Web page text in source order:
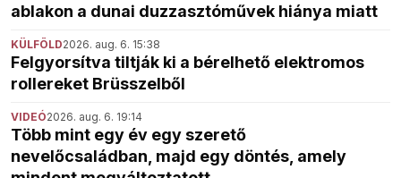
ablakon a dunai duzzasztóművek hiánya miatt
KÜLFÖLD2026. aug. 6. 15:38
Felgyorsítva tiltják ki a bérelhető elektromos
rollereket Brüsszelből
VIDEÓ2026. aug. 6. 19:14
Több mint egy év egy szerető
nevelőcsaládban, majd egy döntés, amely